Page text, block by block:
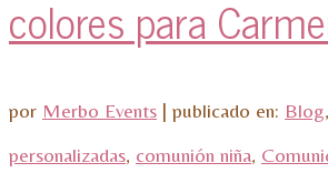
colores para
por Merbo Events | publicado en: Blog,
personalizadas, comunión niña,